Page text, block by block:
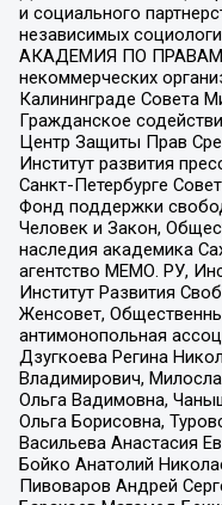
и социального
независимых
АКАДЕМИЯ ПО ПРАВАМ
некоммерческих
Калининграде Совета
Гражданское
Центр Защиты Прав
Институт развития
Санкт-Петербурге
Фонд поддержки
Человек и Закон,
наследия академика
агентство МЕМО. РУ,
Институт Развития
Женсовет,
антимонопольная
Дзугкоева Регина
Владимирович,
Ольга Вадимовна,
Ольга Борисовна,
Васильева Анастасия
Бойко Анатолий
Пивоваров Андрей